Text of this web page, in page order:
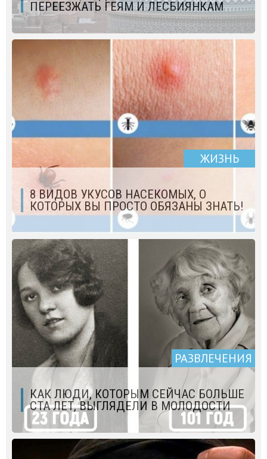
ПЕРЕЕЗЖАТЬ ГЕЯМ И ЛЕСБИЯНКАМ
ЖИЗНЬ
8 ВИДОВ УКУСОВ НАСЕКОМЫХ, О
КОТОРЫХ ВЫ ПРОСТО ОБЯЗАНЫ ЗНАТЬ!
РАЗВЛЕЧЕНИЯ
КАК ЛЮДИ, КОТОРЫМ СЕЙЧАС БОЛЬШЕ
СТА ЛЕТ, ВЫГЛЯДЕЛИ В МОЛОДОСТИ